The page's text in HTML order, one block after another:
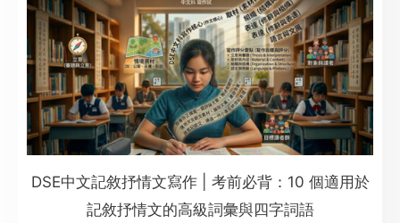
DSE中文記敘抒情文寫作 | 考前必背：10 個適用於
記敘抒情文的高級詞彙與四字詞語